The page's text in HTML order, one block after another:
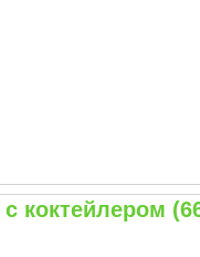
коктейлером